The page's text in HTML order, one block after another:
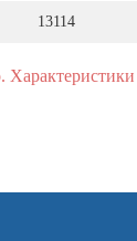
13114